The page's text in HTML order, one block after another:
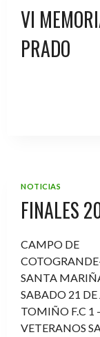
VI
PRADO
NOTICIAS
FINALES
CAMPO DE
SANTA
SABADO 21
TOMIÑO F.C 1
VETERANOS